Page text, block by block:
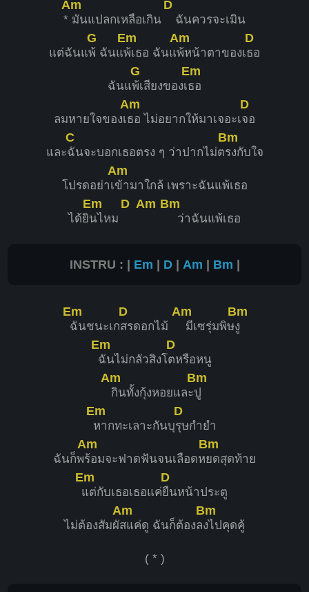
*
Am
มันแปลกเหลือเกิน
D
ฉันควรจะเมิน
แต่ฉันแ
G
พ้ ฉันแ
Em
พ้เธอ ฉันแ
Am
พ้หน้าตาของเ
D
ธอ
ฉันแ
G
พ้เสียงของเ
Em
ธอ
ลมหายใจของเ
Am
ธอ ไม่อยากให้มาเจอะเ
D
จอ
และ
C
ฉันจะบอกเธอตรง ๆ ว่าปากไม่ต
Bm
รงกับใจ
โปรดอย่าเ
Am
ข้ามาใกล้ เพราะฉันแพ้เธอ
ได้ยิ
Em
นไหม
D Am Bm
ว่าฉันแพ้เธอ
INSTRU : | Em | D| Am | Bm |
Em
ฉันชนะเก
D
สรดอกไม้
Am
มีเซรุ่มพิษ
Bm
งู
Em
ฉันไม่กลัวสิงโ
D
ตหรือหนู
Am
กินทั้งกุ้งหอยและ
Bm
ปู
Em
หากทะเลาะกันบุ
D
รุษกำยำ
ฉันก็พ
Am
ร้อมจะฟาดฟันจนเลือดห
Bm
ยดสุดท้าย
Em
แต่กับเธอเธอแค่
D
ยืนหน้าประตู
ไม่ต้องสัมผั
Am
สแค่ดู ฉันก็ต้องล
Bm
งไปคุดคู้
( * )